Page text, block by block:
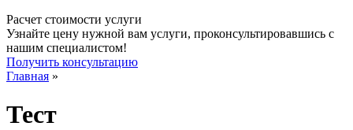
Расчет стоимости услуги
Узнайте цену нужной вам услуги, проконсультировавшись с
нашим специалистом!
Получить консультацию
Главная »
Тест